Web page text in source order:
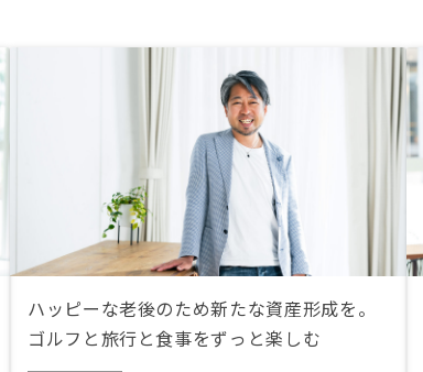
ハッピーな老後のため新たな資産形成を。
ゴルフと旅行と食事をずっと楽しむ